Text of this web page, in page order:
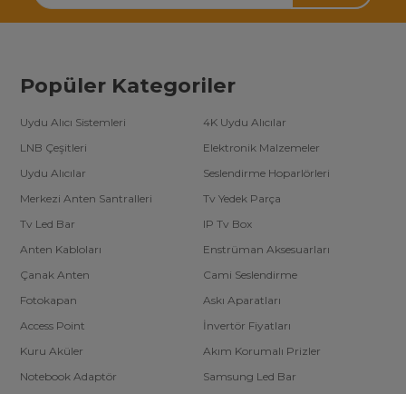
Popüler Kategoriler
Uydu Alıcı Sistemleri
4K Uydu Alıcılar
LNB Çeşitleri
Elektronik Malzemeler
Uydu Alıcılar
Seslendirme Hoparlörleri
Merkezi Anten Santralleri
Tv Yedek Parça
Tv Led Bar
IP Tv Box
Anten Kabloları
Enstrüman Aksesuarları
Çanak Anten
Cami Seslendirme
Fotokapan
Askı Aparatları
Access Point
İnvertör Fiyatları
Kuru Aküler
Akım Korumalı Prizler
Notebook Adaptör
Samsung Led Bar